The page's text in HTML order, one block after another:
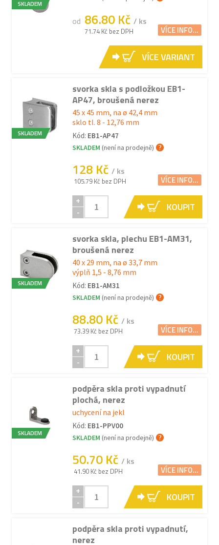
SKLADEM
od 86.80 Kč / ks
71.74 Kč bez DPH VÍCE INFO...
VÍCE VARIANT
SKLADEM
svorka skla s podložkou EB1-
AP47, broušená nerez
45 x 45 mm, na ø 42,4 mm
sklo tl. 8 - 12,76 mm
Kód: EB1-AP47
SKLADEM (není na prodejně)
128 Kč / ks
105.79 Kč bez DPH VÍCE INFO...
+
-
KOUPIT
SKLADEM
svorka skla, plechu EB1-AM31,
broušená nerez
40 x 29 mm, na ø 33,7 mm
výplň 1,5 - 8,76 mm
Kód: EB1-AM31
SKLADEM (není na prodejně)
88.80 Kč / ks
73.39 Kč bez DPH VÍCE INFO...
+
-
KOUPIT
SKLADEM
podpěra skla proti vypadnutí
plochá, nerez
uchycení na jekl
Kód: EB1-PPV00
SKLADEM (není na prodejně)
50.70 Kč / ks
41.90 Kč bez DPH VÍCE INFO...
+
-
KOUPIT
podpěra skla proti vypadnutí,
nerez